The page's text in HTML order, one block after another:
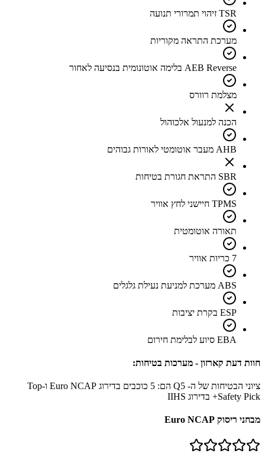
TSR זיהוי תמרורי תנועה
מערכת התראה מקוריות
AEB Reverse בלימה אוטונומית בנסיעה לאחור
מצלמת רוורס
הכנה למנעול אלכוהול
AHB מעבר אוטומטי לאורות גבוהים
SBR התראת חגורת בטיחות
TPMS חיישני לחץ אוויר
תאורה אוטומטית
7 כריות אוויר
ABS מערכת למניעת נעילת גלגלים
ESP בקרת יציבות
EBA סיוע לבלימת חירום
חוות דעת קארזון - מערכות בטיחות:
ציוני הבטיחות של ה- Q5 הם: 5 כוכבים בדירוג Euro NCAP ו-Top
Safety Pick+ בדירוג IIHS
מבחני ריסוק Euro NCAP